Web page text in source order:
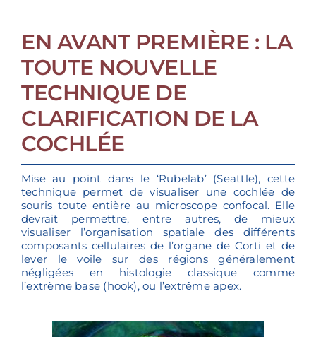
EN AVANT PREMIÈRE : LA
TOUTE NOUVELLE
TECHNIQUE DE
CLARIFICATION DE LA
COCHLÉE
Mise au point dans le ‘Rubelab’ (Seattle), cette
technique permet de visualiser une cochlée de
souris toute entière au microscope confocal. Elle
devrait permettre, entre autres, de mieux
visualiser l’organisation spatiale des différents
composants cellulaires de l’organe de Corti et de
lever le voile sur des régions généralement
négligées en histologie classique comme
l’extrème base (hook), ou l’extrême apex.